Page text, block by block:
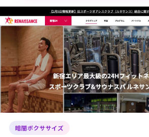
暗闇ボクササイズ